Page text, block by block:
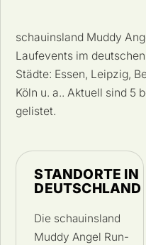
schauinsland Muddy
Laufevents im
Städte: Essen, Leipzig,
Köln u. a.. Aktuell sind 5
gelistet.
STANDORTE IN
DEUTSCHLAND
Die schauinsland
Muddy Angel Run-